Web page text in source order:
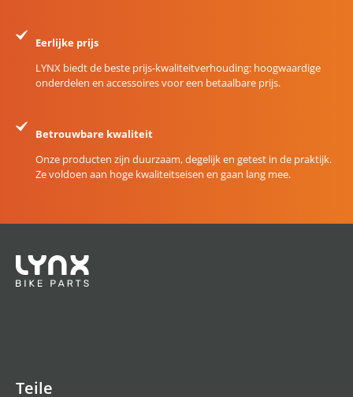
Eerlijke prijs
LYNX biedt de beste prijs-kwaliteitverhouding: hoogwaardige
onderdelen en accessoires voor een betaalbare prijs.
Betrouwbare kwaliteit
Onze producten zijn duurzaam, degelijk en getest in de praktijk.
Ze voldoen aan hoge kwaliteitseisen en gaan lang mee.
Teile